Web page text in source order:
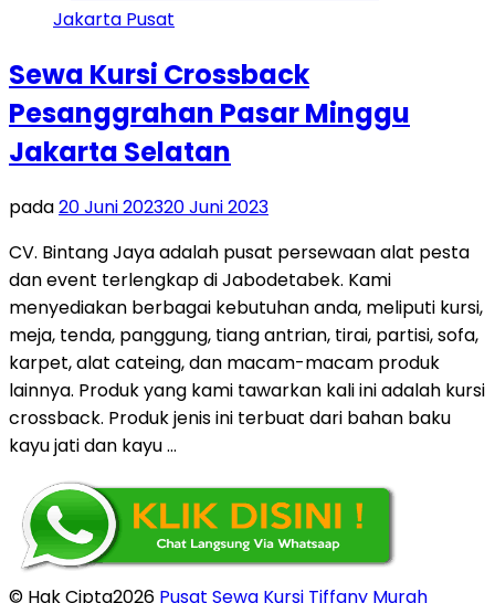
Sewa Kursi Crossback
Pesanggrahan Pasar Minggu
Jakarta Selatan
pada20 Juni 202320 Juni 2023
CV. Bintang Jaya adalah pusat persewaan alat pesta
dan event terlengkap di Jabodetabek. Kami
menyediakan berbagai kebutuhan anda, meliputi kursi,
meja, tenda, panggung, tiang antrian, tirai, partisi, sofa,
karpet, alat cateing, dan macam-macam produk
lainnya. Produk yang kami tawarkan kali ini adalah kursi
crossback. Produk jenis ini terbuat dari bahan baku
kayu jati dan kayu …
© Hak Cipta2026 Pusat Sewa Kursi Tiffany Murah